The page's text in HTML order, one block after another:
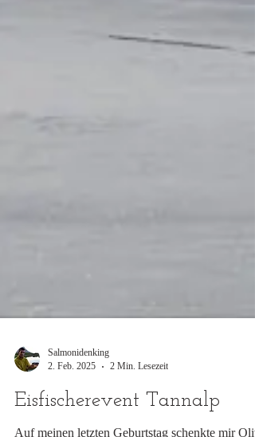
2 Min. Lesezeit
Eisfischerevent Tannalp